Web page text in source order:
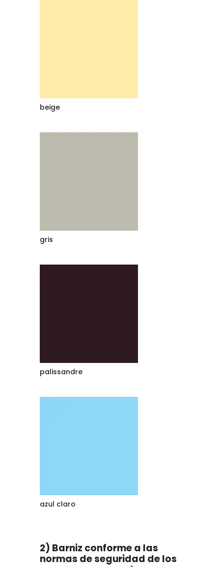
beige
gris
palissandre
azul claro
2) Barniz conforme a las
normas de seguridad de los